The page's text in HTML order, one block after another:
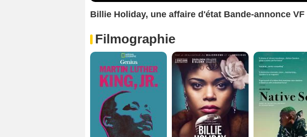
Billie Holiday, une affaire d'état Bande-annonce VF
Filmographie